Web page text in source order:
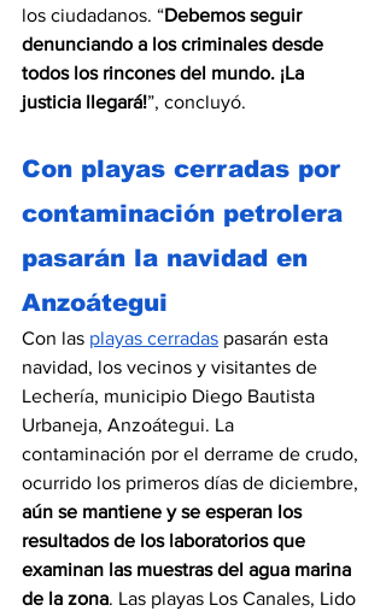
los ciudadanos. “Debemos seguir
denunciando a los criminales desde
todos los rincones del mundo. ¡La
justicia llegará!”, concluyó.
Con playas cerradas por
contaminación petrolera
pasarán la navidad en
Anzoátegui
Con las playas cerradas pasarán esta
navidad, los vecinos y visitantes de
Lechería, municipio Diego Bautista
Urbaneja, Anzoátegui. La
contaminación por el derrame de crudo,
ocurrido los primeros días de diciembre,
aún se mantiene y se esperan los
resultados de los laboratorios que
examinan las muestras del agua marina
de la zona. Las playas Los Canales, Lido